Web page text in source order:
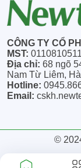
CÔNG TY CỔ
MST: 0110810511
Địa chỉ: 68 ngõ
Nam Từ Liêm,
Hotline:
Email:
©